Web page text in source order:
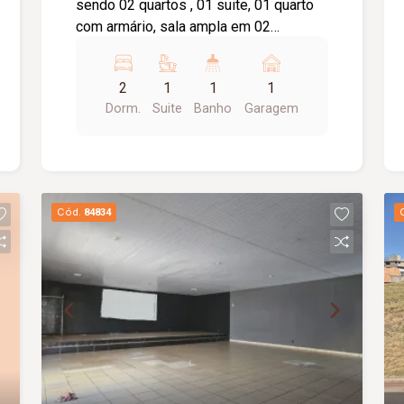
sendo 02 quartos , 01 suite, 01 quarto
com armário, sala ampla em 02
cozinha com armário, área de serviço,
banheiro social com box e armário,
elevador privativo, 01 vaga de garagem,
2
Dorm.
1
Suite
1
Banho
1
Garagem
Cód. 84834